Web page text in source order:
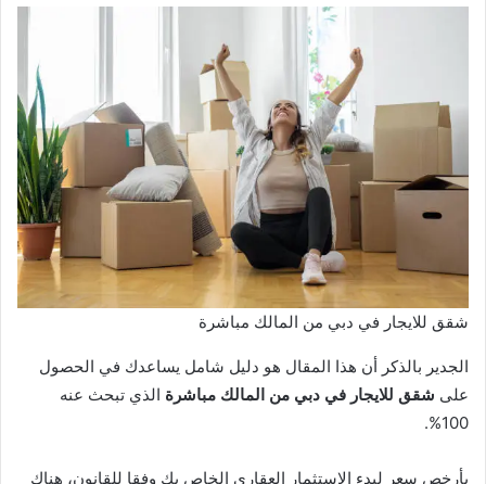
شقق للايجار في دبي من المالك مباشرة
الجدير بالذكر أن هذا المقال هو دليل شامل يساعدك في الحصول
على شقق للايجار في دبي من المالك مباشرة الذي تبحث عنه
100%.
بأرخص سعر لبدء الاستثمار العقاري الخاص بك وفقا للقانون، هناك